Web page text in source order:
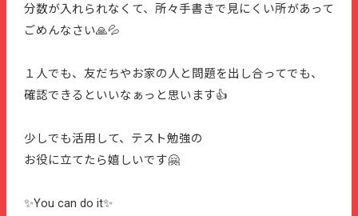
分数が入れられなくて、所々手書きで見にくい所があって
ごめんなさい🙏💦
１人でも、友だちやお家の人と問題を出し合ってでも、
確認できるといいなぁっと思います👍
少しでも活用して、テスト勉強の
お役に立てたら嬉しいです🤗
✨You can do it✨